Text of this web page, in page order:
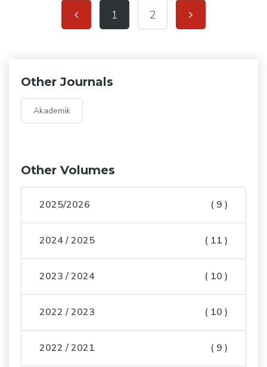
1 2
Other Journals
Akademik
Other Volumes
2025/2026 ( 9 )
2024 / 2025 ( 11 )
2023 / 2024 ( 10 )
2022 / 2023 ( 10 )
2022 / 2021 ( 9 )